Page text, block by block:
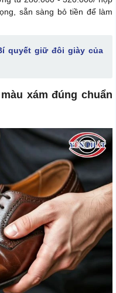
sẵn sàng bỏ tiền để làm
quyết giữ đôi giày của
xám đúng chuẩn